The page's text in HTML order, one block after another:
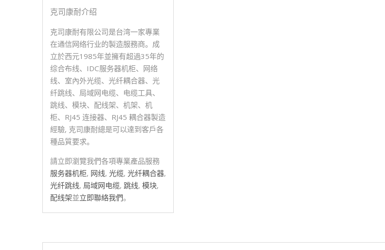
克司康耐介绍
克司康耐有限公司是台湾一家專業
在通信网络行业的製造服務商。成
立於西元1985年並擁有超過35年的
综合布线、IDC服务器机柜、网络
线、室內外光缆、光纤耦合器、光
纤跳线、局域网电缆、电缆工具、
跳线、模块、配线架、机架、机
柜、RJ45 连接器、RJ45 耦合器製造
經驗, 克司康耐總是可以達到客戶各
種品質要求。
請立即瀏覽我們各項專業產品服務
服务器机柜, 网线, 光缆, 光纤耦合器,
光纤跳线, 局域网电缆, 跳线, 模块,
配线架並立即聯絡我們。